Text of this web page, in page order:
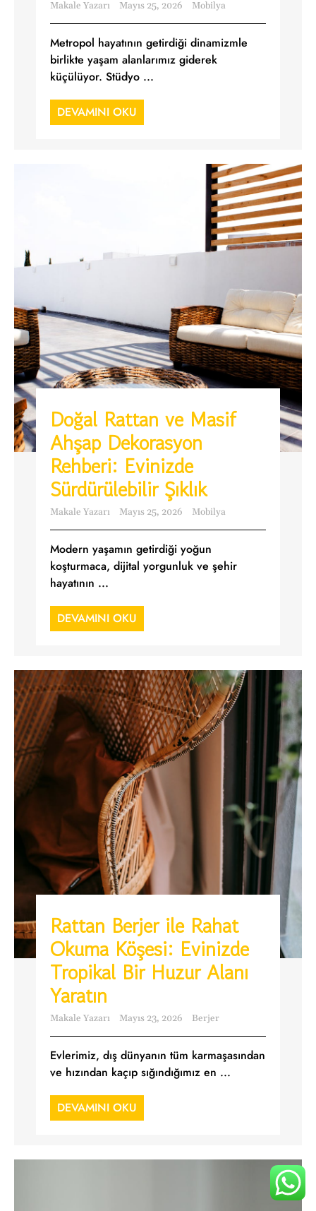
Makale Yazarı Mayıs 25, 2026 Mobilya
Metropol hayatının getirdiği dinamizmle
birlikte yaşam alanlarımız giderek
küçülüyor. Stüdyo ...
DEVAMINI OKU
Doğal Rattan ve Masif
Ahşap Dekorasyon
Rehberi: Evinizde
Sürdürülebilir Şıklık
Makale Yazarı Mayıs 25, 2026 Mobilya
Modern yaşamın getirdiği yoğun
koşturmaca, dijital yorgunluk ve şehir
hayatının ...
DEVAMINI OKU
Rattan Berjer ile Rahat
Okuma Köşesi: Evinizde
Tropikal Bir Huzur Alanı
Yaratın
Makale Yazarı Mayıs 23, 2026 Berjer
Evlerimiz, dış dünyanın tüm karmaşasından
ve hızından kaçıp sığındığımız en ...
DEVAMINI OKU